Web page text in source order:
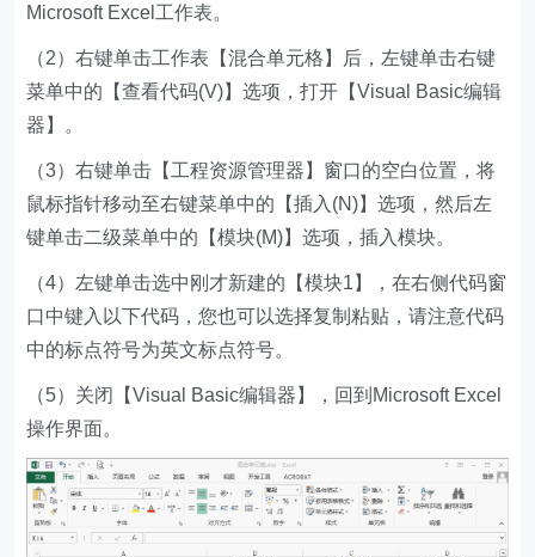
Microsoft Excel工作表。
（2）右键单击工作表【混合单元格】后，左键单击右键
菜单中的【查看代码(V)】选项，打开【Visual Basic编辑
器】。
（3）右键单击【工程资源管理器】窗口的空白位置，将
鼠标指针移动至右键菜单中的【插入(N)】选项，然后左
键单击二级菜单中的【模块(M)】选项，插入模块。
（4）左键单击选中刚才新建的【模块1】，在右侧代码窗
口中键入以下代码，您也可以选择复制粘贴，请注意代码
中的标点符号为英文标点符号。
（5）关闭【Visual Basic编辑器】，回到Microsoft Excel
操作界面。